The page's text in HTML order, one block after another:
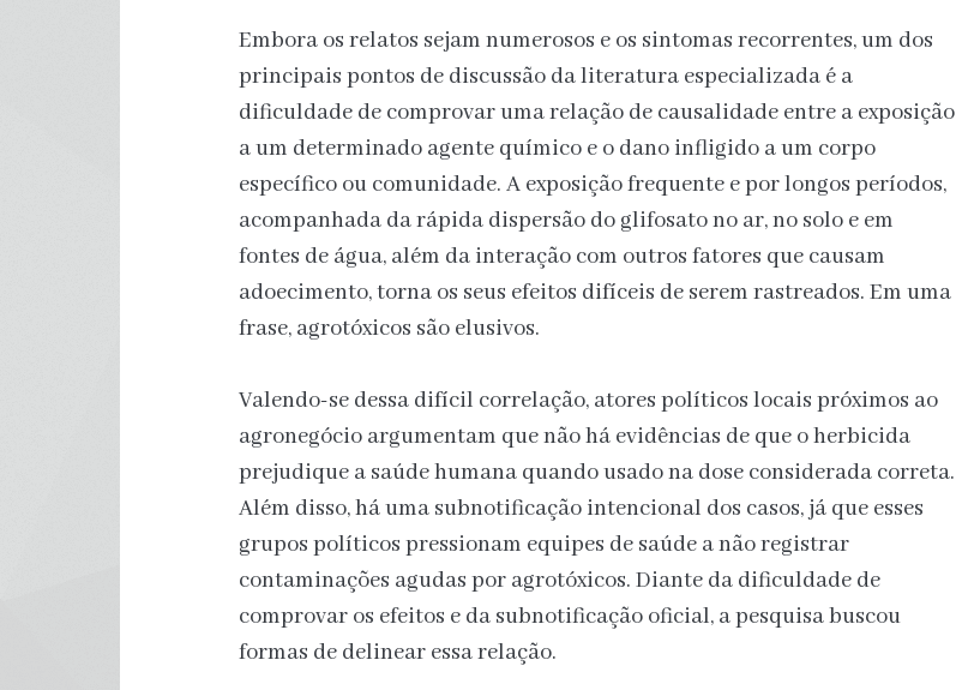
Embora os relatos sejam numerosos e os sintomas recorrentes, um dos
principais pontos de discussão da literatura especializada é a
dificuldade de comprovar uma relação de causalidade entre a exposição
a um determinado agente químico e o dano infligido a um corpo
específico ou comunidade. A exposição frequente e por longos períodos,
acompanhada da rápida dispersão do glifosato no ar, no solo e em
fontes de água, além da interação com outros fatores que causam
adoecimento, torna os seus efeitos difíceis de serem rastreados. Em uma
frase, agrotóxicos são elusivos.
Valendo-se dessa difícil correlação, atores políticos locais próximos ao
agronegócio argumentam que não há evidências de que o herbicida
prejudique a saúde humana quando usado na dose considerada correta.
Além disso, há uma subnotificação intencional dos casos, já que esses
grupos políticos pressionam equipes de saúde a não registrar
contaminações agudas por agrotóxicos. Diante da dificuldade de
comprovar os efeitos e da subnotificação oficial, a pesquisa buscou
formas de delinear essa relação.